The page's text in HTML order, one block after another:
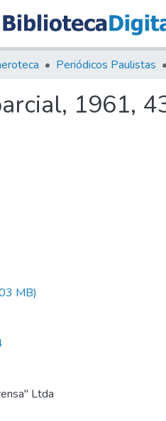
Periódicos Paulistas
1961,
MB)
Ltda